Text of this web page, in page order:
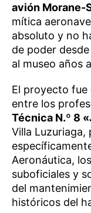
avión Morane-
mítica
absoluto y no
de poder
al museo años
El proyecto
entre los
Técnica N.º 8
Villa
Aeronáutica,
suboficiales y
del
históricos del